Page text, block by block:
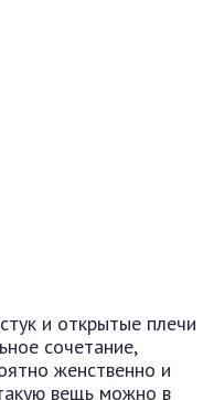
и открытые плечи
сочетание,
женственно и
вещь можно в